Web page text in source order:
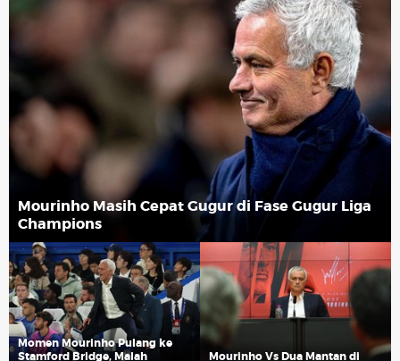
Mourinho Masih Cepat Gugur di Fase Gugur Liga
Champions
Momen Mourinho Pulang ke
Stamford Bridge, Malah
Mourinho Vs Dua Mantan di